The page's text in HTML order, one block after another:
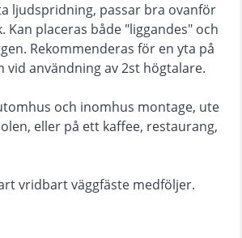
ljudspridning, passar bra ovanför
Kan placeras både "liggandes" och
Rekommenderas för en yta på
vid användning av 2st högtalare.
och inomhus montage, ute
eller på ett kaffee, restaurang,
vridbart väggfäste medföljer.